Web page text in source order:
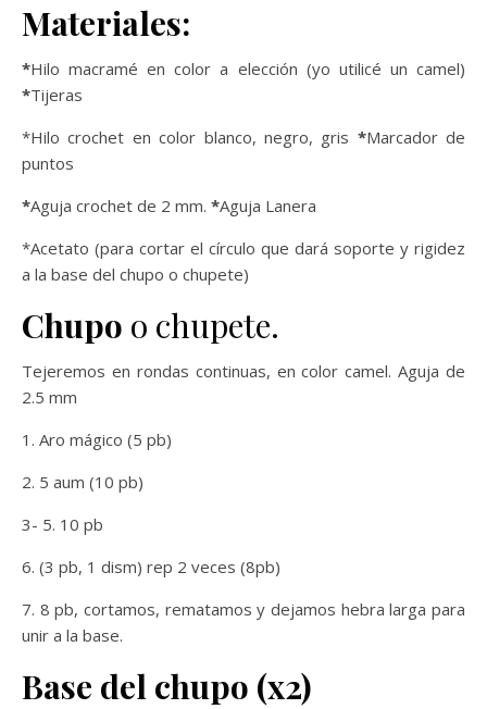
Materiales:
*Hilo macramé en color a elección (yo utilicé un camel)
*Tijeras
*Hilo crochet en color blanco, negro, gris *Marcador de
puntos
*Aguja crochet de 2 mm. *Aguja Lanera
*Acetato (para cortar el círculo que dará soporte y rigidez
a la base del chupo o chupete)
Chupo o chupete.
Tejeremos en rondas continuas, en color camel. Aguja de
2.5 mm
1. Aro mágico (5 pb)
2. 5 aum (10 pb)
3- 5. 10 pb
6. (3 pb, 1 dism) rep 2 veces (8pb)
7. 8 pb, cortamos, rematamos y dejamos hebra larga para
unir a la base.
Base del chupo (x2)